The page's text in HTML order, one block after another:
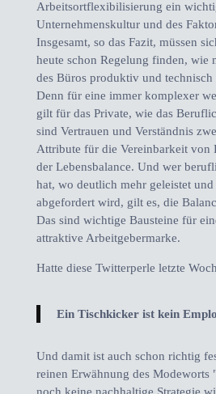
Arbeitsortflexibilisierung ein
Unternehmenskultur und des
Insgesamt, so das Fazit, müssen
heute schon Regelung finden, wie
des Büros produktiv und
Denn für eine immer komplexer
gilt für das Private, wie das
sind Vertrauen und Verständnis
Attribute für die Vereinbarkeit von
der Lebensbalance. Und wer
hat, wo deutlich mehr geleistet
abgefordert wird, gilt es, die
Das sind wichtige Bausteine für
attraktive Arbeitgebermarke.
Hatte diese Twitterperle letzte
Ein Tischkicker ist kein
Und damit ist auch schon richtig
reinen Erwähnung des